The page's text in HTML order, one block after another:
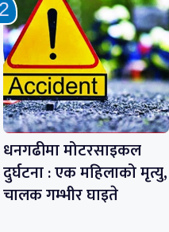
धनगढीमा मोटरसाइकल
दुर्घटना : एक महिलाको मृत्यु,
चालक गम्भीर घाइते